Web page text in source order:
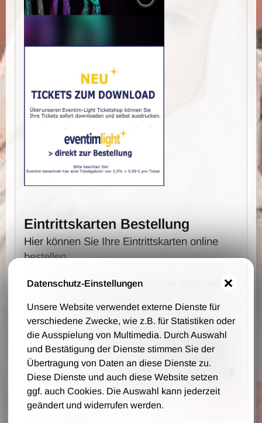
Eintrittskarten Bestellung
Hier können Sie Ihre Eintrittskarten online
bestellen.
Wir schicken Ihne die Karten per Post und
Es fallen keine Vorverkaufs- und
Bearbeitungsgebühren an - wir berechnen
lediglich 1,00 € Portokosten pro Bestellung.
Die Bestellung, Lieferung und Zahlung erfolgt
auf Grundlage unsere AGB.
Datenschutz-Einstellungen
Unsere Website verwendet externe Dienste für
verschiedene Zwecke, wie z.B. für Statistiken oder
die Ausspielung von Multimedia. Durch Auswahl
und Bestätigung der Dienste stimmen Sie der
Übertragung von Daten an diese Dienste zu.
Diese Dienste und auch diese Website setzen
ggf. auch Cookies. Die Auswahl kann jederzeit
geändert und widerrufen werden.